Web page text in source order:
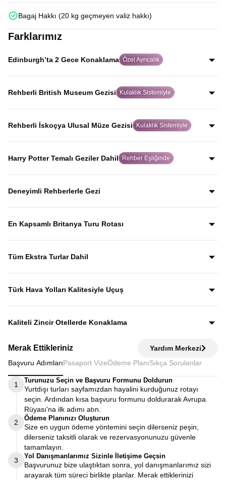
Bagaj Hakkı (20 kg geçmeyen valiz hakkı)
Farklarımız
Edinburgh’ta 2 Gece Konaklama Özel Ayrıcalık
Birçok turda hızlıca geçilen Edinburgh’ta iki gece
konaklayarak şehri aceleye getirmeden, İskoç ruhunu
gerçekten hissederek keşfedersiniz.
Rehberli British Museum Gezisi Kulaklık Sistemiyle
Alanında uzman rehber eşliğinde ve kulaklık sistemiyle
yapılan bu özel gezide, birçok turda yer almayan British
Museum’u eserlerin hikayelerini dinleyerek gezersiniz.
Rehberli İskoçya Ulusal Müze Gezisi Kulaklık Sistemiyle
Uzman rehber anlatımı ve kulaklık sistemiyle, dünyaca
ünlü kopya koyun Dolly dahil olmak üzere İskoçya’nın
bilim ve tarih mirasını net şekilde keşfedersiniz.
Harry Potter Temalı Geziler Dahil Rehber Eşliğinde
Harry Potter’a ilham veren Elephant House Cafe,
Greyfriars Kirkyard ve Oxford Üniversitesi binalarını
Deneyimli Rehberlerle Gezi
Yıllardır bu tur rotasını birebir uygulayan ve deneyimleyen
rehberler eşliğinde gezerek; şehirleri sadece görmekle
En Kapsamlı Britanya Turu Rotası
İngiltere, İskoçya, Galler ve Kuzey İrlanda’yı tek turda
kapsayan bu özenle planlanmış rota, “orayı da görebilir
Tüm Ekstra Turlar Dahil
Yola çıktığınızda sürpriz ödemelerle karşılaşmazsınız.
Ekstra tur ücreti alınmaz; programda yer alan tüm geziler
Türk Hava Yolları Kalitesiyle Uçuş
Dünyanın en iyi havayollarından biri olan Türk Hava
Yolları’nın konforu ve hizmet kalitesiyle seyahat edersiniz.
Kaliteli Zincir Otellerde Konaklama
kalınırken, Avrupa Rüyası’nda merkeze yakın kaliteli zincir
otellerde konaklayarak zamanınızı verimli kullanırsınız.
Merak Ettikleriniz
Yardım Merkezi
Başvuru AdımlarıPasaport VizeÖdeme Planı Sıkça Sorulanlar
1
Turunuzu Seçin ve Başvuru Formunu Doldurun
Yurtdışı turları sayfamızdan hayalini kurduğunuz rotayı
seçin. Ardından kısa başvuru formunu doldurarak Avrupa
Rüyası'na ilk adımı atın.
2
Ödeme Planınızı Oluşturun
Size en uygun ödeme yöntemini seçin dilerseniz peşin,
dilerseniz taksitli olarak ve rezervasyonunuzu güvenle
tamamlayın.
3
Yol Danışmanlarımız Sizinle İletişime Geçsin
Başvurunuz bize ulaştıktan sonra, yol danışmanlarımız sizi
arayarak tüm süreci birlikte planlar. Merak ettiklerinizi